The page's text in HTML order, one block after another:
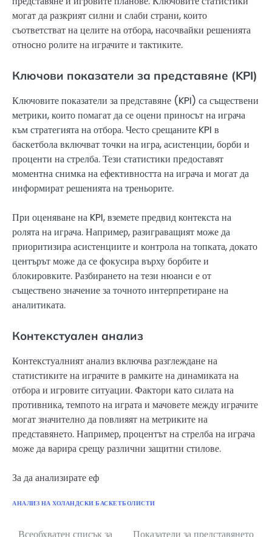
могат да разкрият силни и слаби страни, които
съответстват на целите на отбора, насочвайки решенията
относно ролите на играчите и тактиките.
Ключови показатели за представяне (KPI)
Ключовите показатели за представяне (KPI) са съществени
метрики, които помагат да се оцени приносът на играча
към стратегията на отбора. Често срещаните KPI в
баскетбола включват точки на игра, асистенции, борби и
проценти на стрелба. Тези статистики предоставят
моментна снимка на ефективността на играча и могат да
информират решенията на треньорите.
При оценяване на KPI, вземете предвид контекста на
ролята на играча. Например, разиграващият може да
приоритизира асистенциите и контрола на топката, докато
центърът може да се фокусира върху борбите и
блокировките. Разбирането на тези нюанси е от
съществено значение за точното интерпретиране на
аналитиката.
Контекстуален анализ
Контекстуалният анализ включва разглеждане на
статистиките на играчите в рамките на динамиката на
отбора и игровите ситуации. Фактори като силата на
противника, темпото на играта и мачовете между играчите
могат значително да повлияят на метриките на
представянето. Например, процентът на стрелба на играча
може да варира срещу различни защитни стилове.
За да анализирате еф
АНАЛИЗ НА ХОЛАНДСКИ БАСКЕТБОЛИСТИ